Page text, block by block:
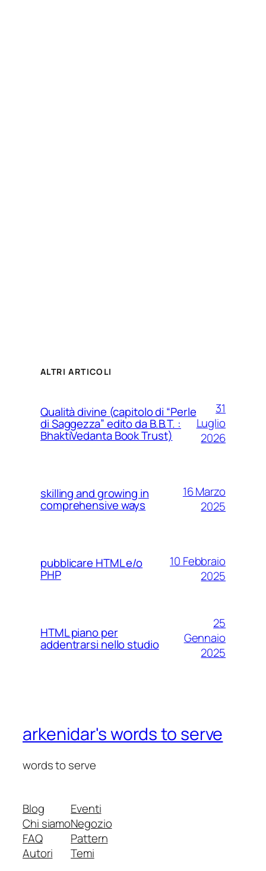
ALTRI ARTICOLI
Qualità divine (capitolo di “Perle
di Saggezza” edito da B.B.T. :
BhaktiVedanta Book Trust)
31
Luglio
2026
skilling and growing in
comprehensive ways
16 Marzo
2025
pubblicare HTML e/o
PHP
10 Febbraio
2025
HTML piano per
addentrarsi nello studio
25
Gennaio
2025
arkenidar's words to serve
words to serve
Blog
Chi siamo
FAQ
Autori
Eventi
Negozio
Pattern
Temi